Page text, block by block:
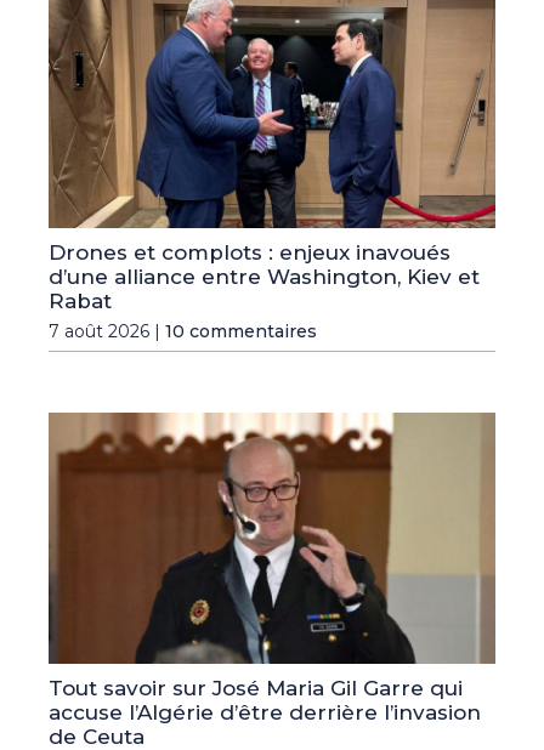
Drones et complots : enjeux inavoués
d’une alliance entre Washington, Kiev et
Rabat
7 août 2026 | 10 commentaires
Tout savoir sur José Maria Gil Garre qui
accuse l’Algérie d’être derrière l’invasion
de Ceuta